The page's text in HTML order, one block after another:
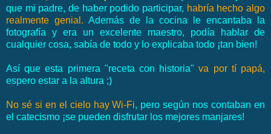
que mi padre, de haber podido participar, habría hecho algo
realmente genial. Además de la cocina le encantaba la
fotografía y era un excelente maestro, podía hablar de
cualquier cosa, sabía de todo y lo explicaba todo ¡tan bien!
Así que esta primera "receta con historia"va por tí papá,
espero estar a la altura ;)
No sé si en el cielo hay Wi-Fi, pero según nos contaban en
el catecismo ¡se pueden disfrutar los mejores manjares!